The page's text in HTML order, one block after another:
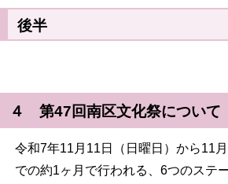
後半
４ 第47回南区文化祭について
令和7年11月11日（日曜日）から11
での約1ヶ月で行われる、6つのステ